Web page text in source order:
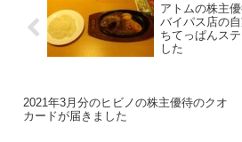
アトムの株主
バイパス店の
ちてっぱんス
した
2021年3月分のヒビノの株主優待のクオ
カードが届きました